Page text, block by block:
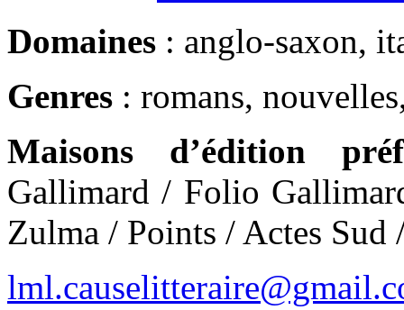
Domaines : anglo-saxon,
Genres : romans,
Maisons d’édition
Gallimard / Folio
Zulma / Points / Actes Sud